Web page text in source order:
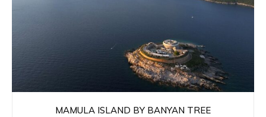
MAMULA ISLAND BY BANYAN TREE